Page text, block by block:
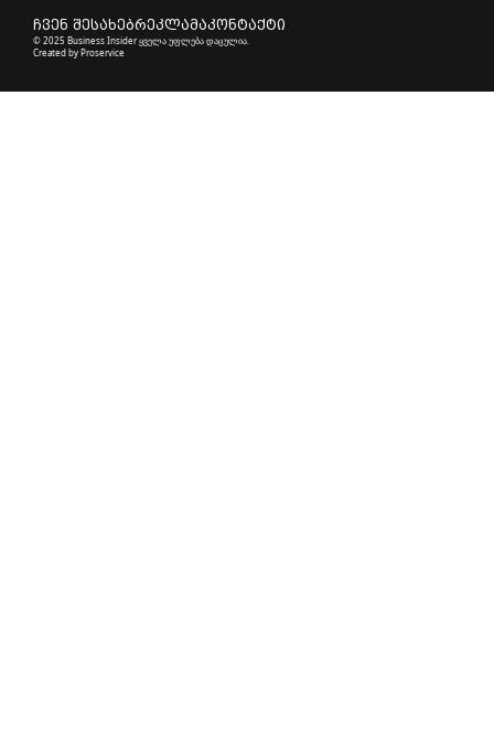
ჩვენ შესახებრეკლამაკონტაქტი
© 2025 Business Insider ყველა უფლება დაცულია.
Created byProservice